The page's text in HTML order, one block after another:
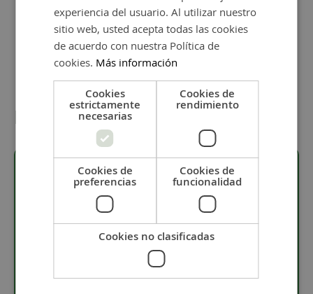
Añadir al carrito
Detalles
Descripción
Pieza bañada en 5 micras de plata.
experiencia del usuario. Al utilizar nuestro
sitio web, usted acepta todas las cookies
de acuerdo con nuestra Política de
cookies. Más información
Cookies
estrictamente
necesarias
Cookies de
rendimiento
Cookies de
preferencias
Cookies de
funcionalidad
Cookies no clasificadas